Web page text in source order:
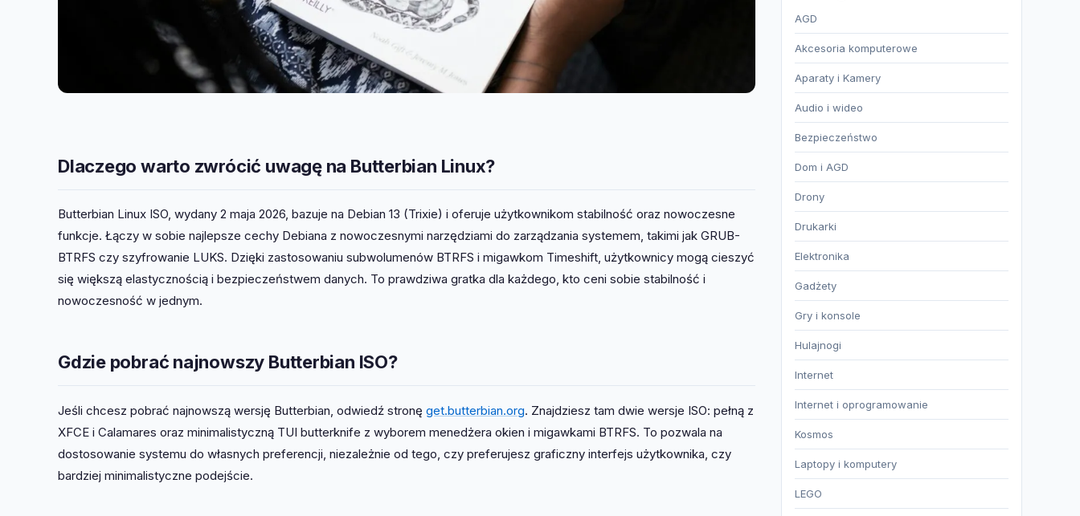
Dlaczego warto zwrócić uwagę na Butterbian Linux?
Butterbian Linux ISO, wydany 2 maja 2026, bazuje na Debian 13 (Trixie) i oferuje użytkownikom stabilność oraz nowoczesne
funkcje. Łączy w sobie najlepsze cechy Debiana z nowoczesnymi narzędziami do zarządzania systemem, takimi jak GRUB-
BTRFS czy szyfrowanie LUKS. Dzięki zastosowaniu subwolumenów BTRFS i migawkom Timeshift, użytkownicy mogą cieszyć
się większą elastycznością i bezpieczeństwem danych. To prawdziwa gratka dla każdego, kto ceni sobie stabilność i
nowoczesność w jednym.
Gdzie pobrać najnowszy Butterbian ISO?
Jeśli chcesz pobrać najnowszą wersję Butterbian, odwiedź stronę get.butterbian.org. Znajdziesz tam dwie wersje ISO: pełną z
XFCE i Calamares oraz minimalistyczną TUI butterknife z wyborem menedżera okien i migawkami BTRFS. To pozwala na
dostosowanie systemu do własnych preferencji, niezależnie od tego, czy preferujesz graficzny interfejs użytkownika, czy
bardziej minimalistyczne podejście.
AGD
Akcesoria komputerowe
Aparaty i Kamery
Audio i wideo
Bezpieczeństwo
Dom i AGD
Drony
Drukarki
Elektronika
Gadżety
Gry i konsole
Hulajnogi
Internet
Internet i oprogramowanie
Kosmos
Laptopy i komputery
LEGO